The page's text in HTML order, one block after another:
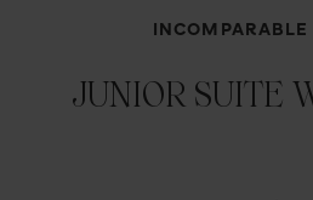
INCOMPARABLE
JUNIOR SUITE